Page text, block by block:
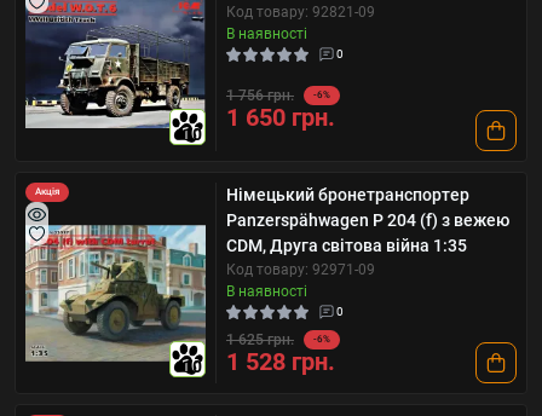
10
Код товару: 92821-09
В наявності
0
1 756 грн. -6%
1 650 грн.
Акція
10
Німецький бронетранспортер
Panzerspähwagen P 204 (f) з вежею
CDM, Друга світова війна 1:35
Код товару: 92971-09
В наявності
0
1 625 грн. -6%
1 528 грн.